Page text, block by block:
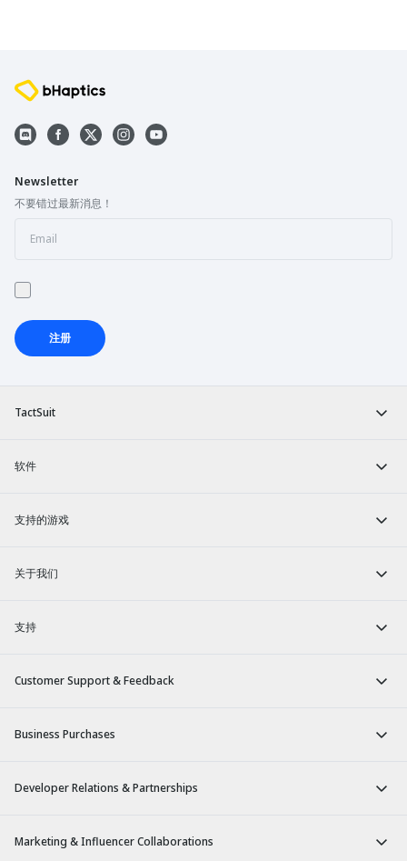
TactSuit
软件
支持的游戏
关于我们
支持
Customer Support & Feedback
Business Purchases
Developer Relations & Partnerships
Marketing & Influencer Collaborations
Newsletter
不要错过最新消息！
注册